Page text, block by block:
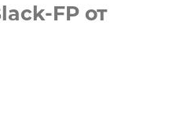
FP от